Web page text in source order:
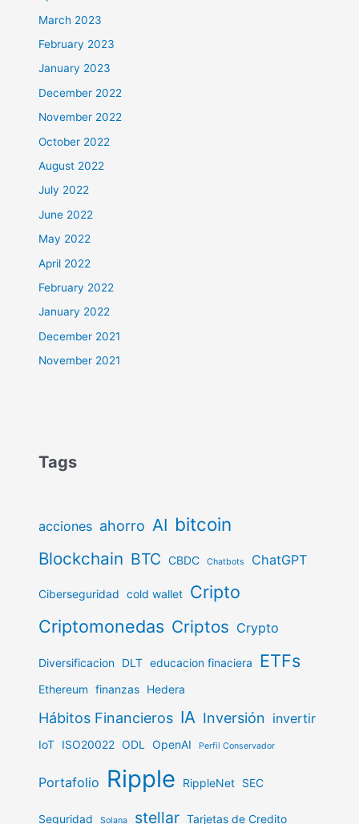
March 2023
February 2023
January 2023
December 2022
November 2022
October 2022
August 2022
July 2022
June 2022
May 2022
April 2022
February 2022
January 2022
December 2021
November 2021
Tags
acciones ahorro AI bitcoin
Blockchain BTC CBDC Chatbots ChatGPT
Ciberseguridad cold wallet Cripto
Criptomonedas Criptos Crypto
Diversificacion DLT educacion finaciera ETFs
Ethereum finanzas Hedera
Hábitos Financieros IA Inversión invertir
IoT ISO20022 ODL OpenAI Perfil Conservador
Portafolio Ripple RippleNet SEC
Seguridad Solana stellar Tarjetas de Credito